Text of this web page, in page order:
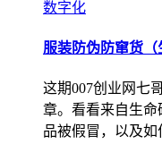
数字化
服装防伪防窜货（
这期007创业网七
章。看看来自生
品被假冒，以及